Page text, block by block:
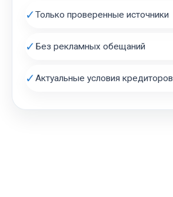
✓Только проверенные источники
✓ Без рекламных обещаний
✓Актуальные условия кредиторов